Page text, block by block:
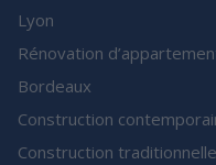
Lyon
Rénovation
Bordeaux
Construction
Construction traditionnelle